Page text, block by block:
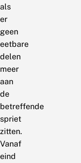
als
er
geen
eetbare
delen
meer
aan
de
betreffende
spriet
zitten.
Vanaf
eind